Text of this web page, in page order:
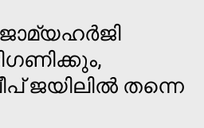
ജയിലിൽ തന്നെ